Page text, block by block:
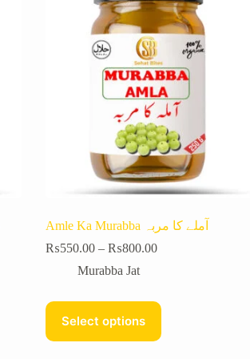
Amle Ka Murabba آملے کا مربہ
₨550.00 – ₨800.00
Murabba Jat
Select options